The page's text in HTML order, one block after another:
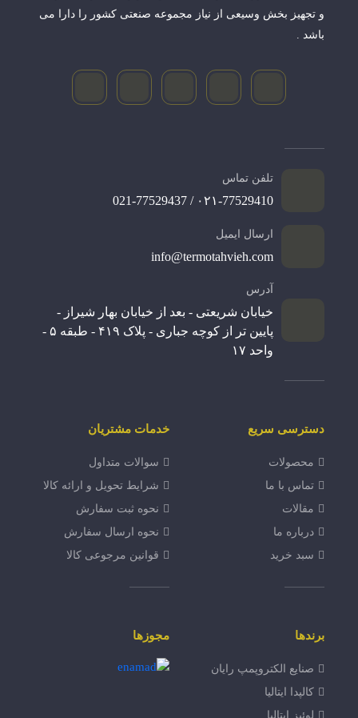
و تجهیز بخش وسیعی از نیاز مجموعه صنعتی کشور را دارا می
باشد .
تلفن تماس
۰۲۱-77529410 / 021-77529437
ارسال ایمیل
info@termotahvieh.com
آدرس
خیابان شریعتی - بعد از خیابان بهار شیراز -
پایین تر از کوچه جباری - پلاک ۴۱۹ - طبقه ۵ -
واحد ۱۷
دسترسی سریع
محصولات
تماس با ما
مقالات
درباره ما
سبد خرید
خدمات مشتریان
سوالات متداول
شرایط تحویل و ارائه کالا
نحوه ثبت سفارش
نحوه ارسال سفارش
قوانین مرجوعی کالا
برندها
صنایع الکتروپمپ رایان
کالپدا ایتالیا
لوئیز ایتالیا
مجوزها